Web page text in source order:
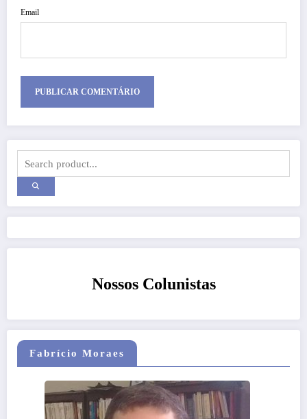
Email
Nossos Colunistas
Fabrício Moraes